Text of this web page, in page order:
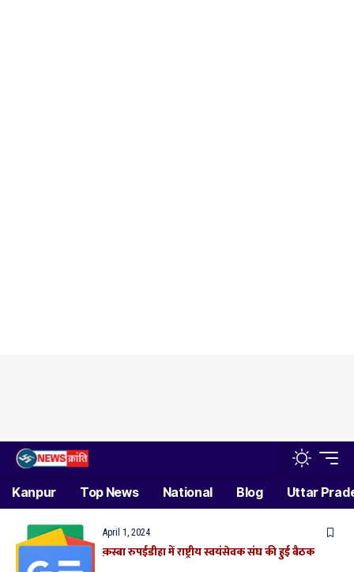
Kanpur Top News National Blog Uttar
April 1, 2024
क़स्बा रुपईडीहा में राष्ट्रीय स्वयंसेवक संघ की हुई बैठक